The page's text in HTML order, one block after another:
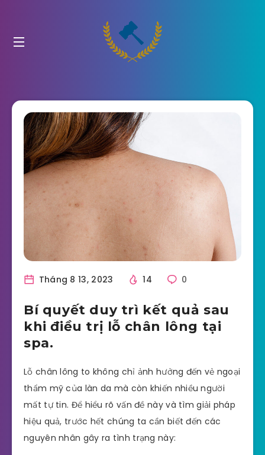
Tháng 8 13, 2023 14 0
Bí quyết duy trì kết quả sau
khi điều trị lỗ chân lông tại
spa.
Lỗ chân lông to không chỉ ảnh hưởng đến vẻ ngoại
thẩm mỹ của làn da mà còn khiến nhiều người
mất tự tin. Để hiểu rõ vấn đề này và tìm giải pháp
hiệu quả, trước hết chúng ta cần biết đến các
nguyên nhân gây ra tình trạng này: